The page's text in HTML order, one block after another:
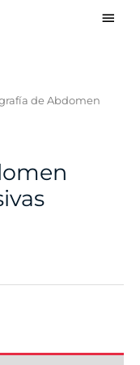
de Abdomen